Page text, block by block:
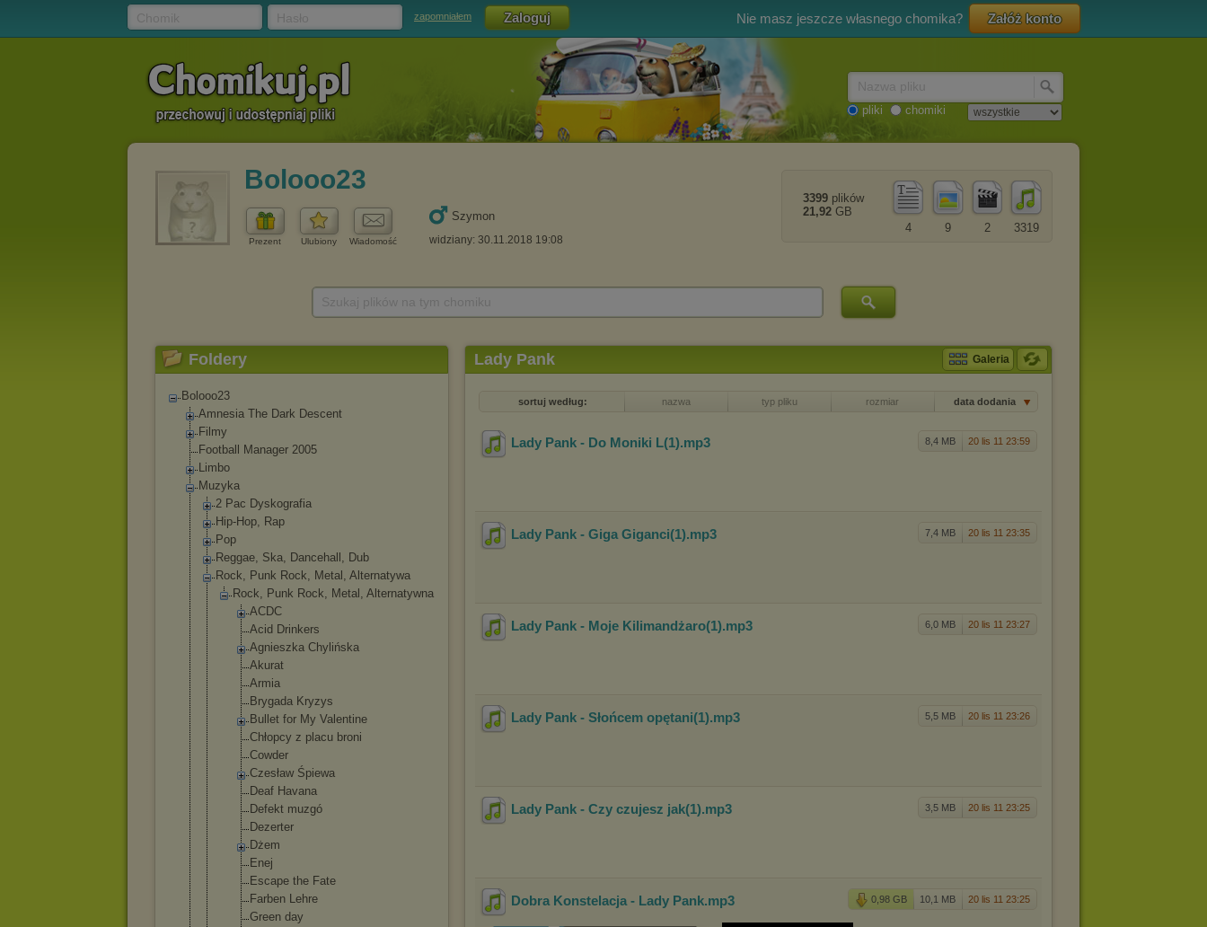
zapomniałem Nie masz jeszcze własnego chomika? Załóż konto
pliki chomiki
Bolooo23
Prezent Ulubiony Wiadomość
Szymon
widziany: 30.11.2018 19:08
3319
2
9
4
3399 plików
21,92 GB
Foldery
Bolooo23
Amnesia The Dark Descent
Filmy
Football Manager 2005
Limbo
Muzyka
2 Pac Dyskografia
Hip-Hop, Rap
Pop
Reggae, Ska, Dancehall, Dub
Rock, Punk Rock, Metal, Alternatywa
Rock, Punk Rock, Metal, Alternatywna
ACDC
Acid Drinkers
Agnieszka Chylińska
Akurat
Armia
Brygada Kryzys
Bullet for My Valentine
Chłopcy z placu broni
Cowder
Czesław Śpiewa
Deaf Havana
Defekt muzgó
Dezerter
Dżem
Enej
Escape the Fate
Farben Lehre
Green day
Lady Pank Galeria
sortuj według: nazwa typ pliku rozmiar data dodania
8,4 MB 20 lis 11 23:59
Lady Pank - Do Moniki L(1).mp3
7,4 MB 20 lis 11 23:35
Lady Pank - Giga Giganci(1).mp3
6,0 MB 20 lis 11 23:27
Lady Pank - Moje Kilimandżaro(1).mp3
5,5 MB 20 lis 11 23:26
Lady Pank - Słońcem opętani(1).mp3
3,5 MB 20 lis 11 23:25
Lady Pank - Czy czujesz jak(1).mp3
0,98 GB 10,1 MB 20 lis 11 23:25
Dobra Konstelacja - Lady Pank.mp3